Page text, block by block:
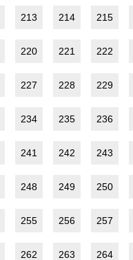
213 214 215
220 221 222
227 228 229
234 235 236
241 242 243
248 249 250
255 256 257
262 263 264